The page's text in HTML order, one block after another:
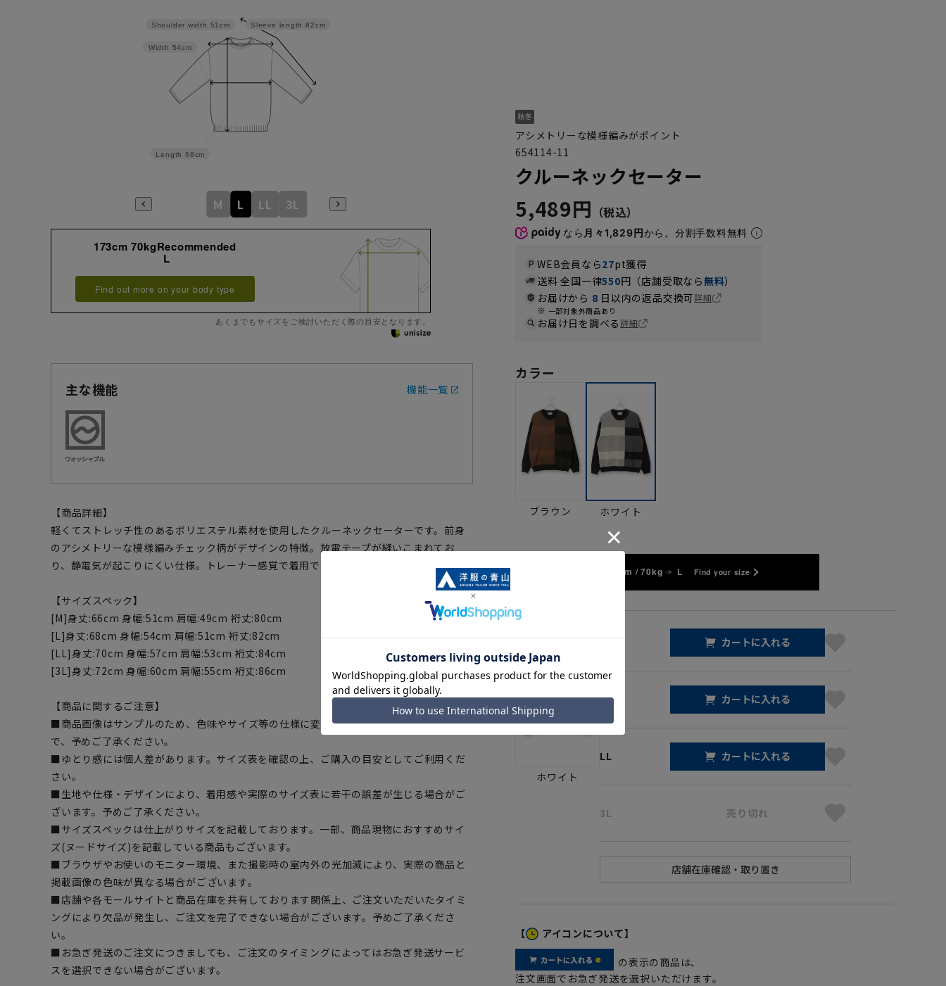
Sleeve length 82cm
Length 68cm
Width 54cm
Shoulder width 51cm
M L LL 3L
173cm 70kgRecommended
L
Find out more on your body type
あくまでもサイズをご検討いただく際の目安となります。
主な機能 機能一覧
【商品詳細】
軽くてストレッチ性のあるポリエステル素材を使用したクルーネックセーターです。前身
のアシメトリーな模様編みチェック柄がデザインの特徴。放電テープが縫いこまれてお
り、静電気が起こりにくい仕様。トレーナー感覚で着用できます。
【サイズスペック】
[M]身丈:66cm 身幅:51cm 肩幅:49cm 裄丈:80cm
[L]身丈:68cm 身幅:54cm 肩幅:51cm 裄丈:82cm
[LL]身丈:70cm 身幅:57cm 肩幅:53cm 裄丈:84cm
[3L]身丈:72cm 身幅:60cm 肩幅:55cm 裄丈:86cm
【商品に関するご注意】
■商品画像はサンプルのため、色味やサイズ等の仕様に変更がある場合がございますの
で、予めご了承ください。
■ゆとり感には個人差があります。サイズ表を確認の上、ご購入の目安としてご利用くだ
さい。
■生地や仕様・デザインにより、着用感や実際のサイズ表に若干の誤差が生じる場合がご
ざいます。予めご了承ください。
■サイズスペックは仕上がりサイズを記載しております。一部、商品現物におすすめサイ
ズ(ヌードサイズ)を記載している商品もございます。
■ブラウザやお使いのモニター環境、また撮影時の室内外の光加減により、実際の商品と
掲載画像の色味が異なる場合がございます。
■店舗や各モールサイトと商品在庫を共有しております関係上、ご注文いただいたタイミ
ングにより欠品が発生し、ご注文を完了できない場合がございます。予めご了承くださ
い。
■お急ぎ発送のご注文につきましても、ご注文のタイミングによってはお急ぎ発送サービ
スを選択できない場合がございます。
アシメトリーな模様編みがポイント
654114-11
クルーネックセーター
5,489円
なら 月々1,829円から。分割手数料無料
WEB会員なら27pt獲得
送料 全国一律550円（店舗受取なら無料）
お届けから 8 日以内の返品交換可詳細
一部対象外商品あり
お届け日を調べる詳細
カラー
ブラウン ホワイト
173cm / 70kg L Find your size
ホワイト
M カートに入れる
L カートに入れる
LL カートに入れる
3L 売り切れ
【 アイコンについて】
の表示の商品は、
注文画面でお急ぎ発送を選択いただけます。